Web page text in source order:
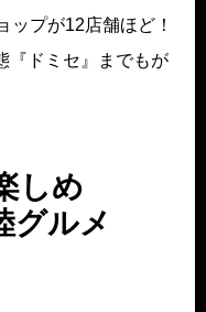
ップが12店舗ほど！
『ドミセ』までもが
しめ
グルメ